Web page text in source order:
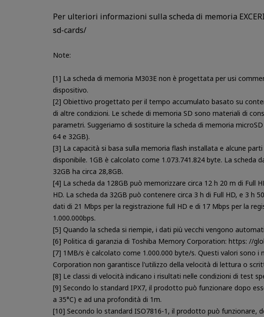
Per ulteriori informazioni sulla scheda di memoria
sd-cards/
Note:
[1] La scheda di memoria M303E non è progettata per usi
dispositivo.
[2] Obiettivo progettato per il tempo accumulato basato su
di altre condizioni. Le schede di memoria SD sono materiali di
parametri. Suggeriamo di sostituire la scheda di memoria
64 e 32GB).
[3] La capacità si basa sulla memoria flash installata e alcune
disponibile. 1GB è calcolato come 1.073.741.824 byte. La scheda
32GB ha circa 28,8GB.
[4] La scheda da 128GB può memorizzare circa 12 h 20 m di Full
HD. La scheda da 32GB può contenere circa 3 h di Full HD, e 3
dati di 21 Mbps per la registrazione full HD e di 17 Mbps per la
1.000.000bps.
[5] Quando la scheda si riempie, i dati più vecchi vengono
[6] Politica di garanzia di Toshiba Memory Corporation: https: //
[7] 1MB/s è calcolato come 1.000.000 byte/s. Questi valori sono
Corporation non garantisce l'utilizzo della velocità di lettura o
[8] Le classi di velocità indicano i risultati nelle condizioni di test
[9] Secondo lo standard IPX7, il prodotto può funzionare dopo
a 35°C) e ad una profondità di 1m.
[10] Secondo lo standard ISO7816-1, il prodotto può funzionare,